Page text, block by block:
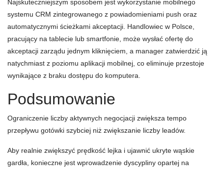
Najskuteczniejszym sposobem jest wykorzystanie mobilnego
systemu CRM zintegrowanego z powiadomieniami push oraz
automatycznymi ścieżkami akceptacji. Handlowiec w Polsce,
pracujący na tablecie lub smartfonie, może wysłać ofertę do
akceptacji zarządu jednym kliknięciem, a manager zatwierdzić ją
natychmiast z poziomu aplikacji mobilnej, co eliminuje przestoje
wynikające z braku dostępu do komputera.
Podsumowanie
Ograniczenie liczby aktywnych negocjacji zwiększa tempo
przepływu gotówki szybciej niż zwiększanie liczby leadów.
Aby realnie zwiększyć prędkość lejka i ujawnić ukryte wąskie
gardła, konieczne jest wprowadzenie dyscypliny opartej na